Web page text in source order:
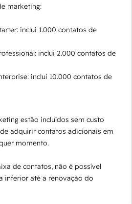
marketing:
inclui 1.000 contatos de
inclui 2.000 contatos de
inclui 10.000 contatos de
estão incluídos sem custo
adquirir contatos adicionais em
momento.
de contatos, não é possível
inferior até a renovação do